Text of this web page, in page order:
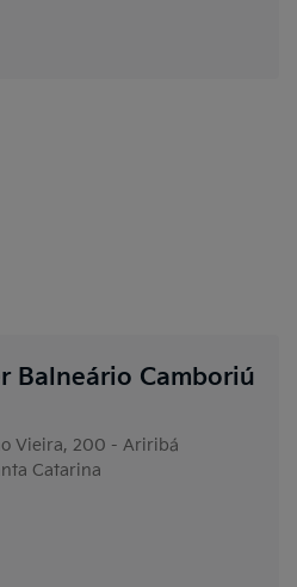
Balneário Camboriú
Vieira, 200 - Ariribá
Catarina